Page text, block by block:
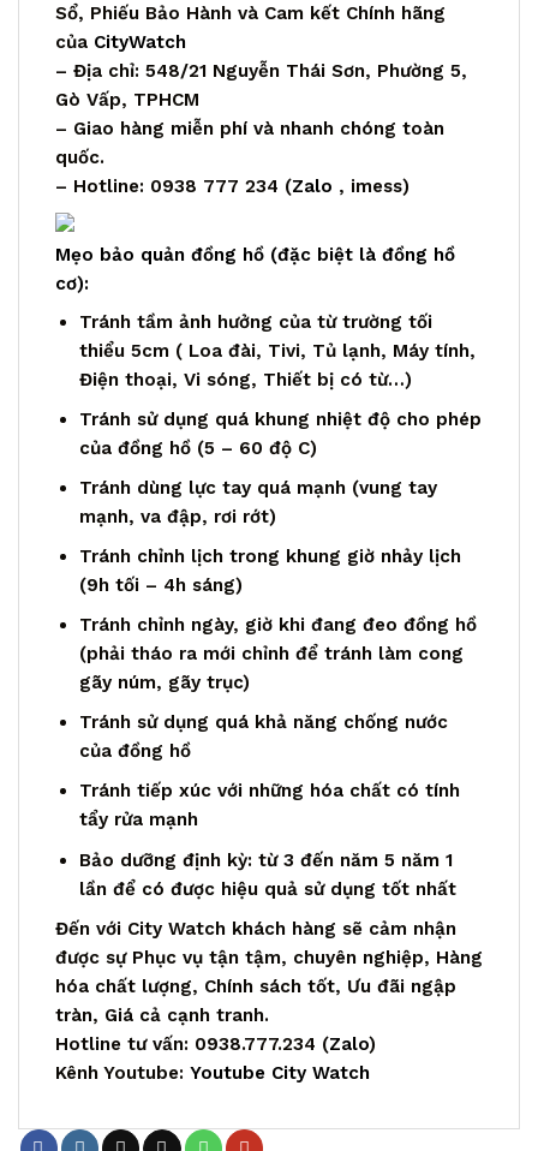
Sổ, Phiếu Bảo Hành và Cam kết Chính hãng
của CityWatch
– Địa chỉ: 548/21 Nguyễn Thái Sơn, Phường 5,
Gò Vấp, TPHCM
– Giao hàng miễn phí và nhanh chóng toàn
quốc.
– Hotline: 0938 777 234 (Zalo , imess)
Mẹo bảo quản đồng hồ (đặc biệt là đồng hồ
cơ):
Tránh tầm ảnh hưởng của từ trường tối
thiểu 5cm ( Loa đài, Tivi, Tủ lạnh, Máy tính,
Điện thoại, Vi sóng, Thiết bị có từ…)
Tránh sử dụng quá khung nhiệt độ cho phép
của đồng hồ (5 – 60 độ C)
Tránh dùng lực tay quá mạnh (vung tay
mạnh, va đập, rơi rớt)
Tránh chỉnh lịch trong khung giờ nhảy lịch
(9h tối – 4h sáng)
Tránh chỉnh ngày, giờ khi đang đeo đồng hồ
(phải tháo ra mới chỉnh để tránh làm cong
gãy núm, gãy trục)
Tránh sử dụng quá khả năng chống nước
của đồng hồ
Tránh tiếp xúc với những hóa chất có tính
tẩy rửa mạnh
Bảo dưỡng định kỳ: từ 3 đến năm 5 năm 1
lần để có được hiệu quả sử dụng tốt nhất
Đến với City Watch khách hàng sẽ cảm nhận
được sự Phục vụ tận tậm, chuyên nghiệp, Hàng
hóa chất lượng, Chính sách tốt, Ưu đãi ngập
tràn, Giá cả cạnh tranh.
Hotline tư vấn: 0938.777.234 (Zalo)
Kênh Youtube: Youtube City Watch